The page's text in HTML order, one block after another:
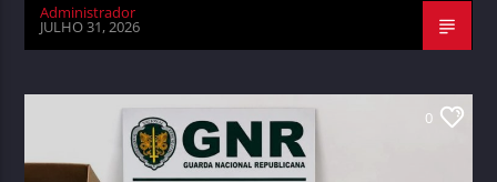
Administrador
JULHO 31, 2026
0